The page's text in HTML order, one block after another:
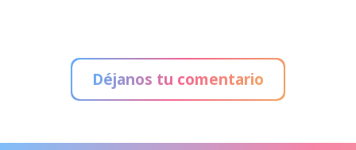
Déjanos tu comentario